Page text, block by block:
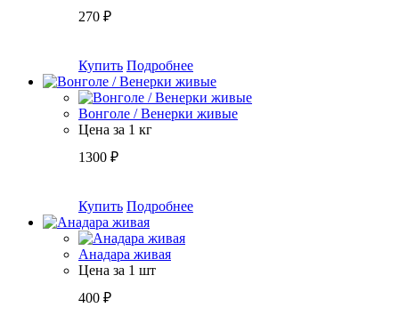
270 ₽
Купить Подробнее
Вонголе / Венерки живые
Цена за 1 кг
1300 ₽
Купить Подробнее
Анадара живая
Цена за 1 шт
400 ₽